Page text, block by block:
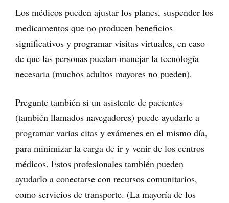
Los médicos pueden ajustar los planes, suspender los
medicamentos que no producen beneficios
significativos y programar visitas virtuales, en caso
de que las personas puedan manejar la tecnología
necesaria (muchos adultos mayores no pueden).
Pregunte también si un asistente de pacientes
(también llamados navegadores) puede ayudarle a
programar varias citas y exámenes en el mismo día,
para minimizar la carga de ir y venir de los centros
médicos. Estos profesionales también pueden
ayudarlo a conectarse con recursos comunitarios,
como servicios de transporte. (La mayoría de los